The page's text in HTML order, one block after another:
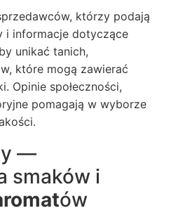
którzy podają
i informacje dotyczące
unikać tanich,
które mogą zawierać
Opinie społeczności,
pomagają w wyborze
—
smaków i
ów